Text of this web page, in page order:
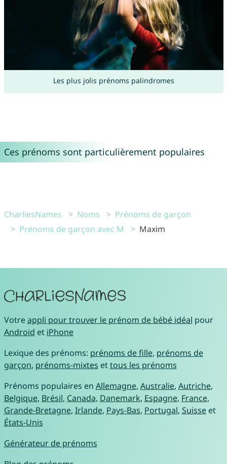
Les plus jolis prénoms palindromes
Ces prénoms sont particulièrement populaires
CharliesNames Noms
Prénoms de garçon
Prénoms de garçon avec M
Maxim
Votreappli pour trouver le prénom de bébé idéal pour
Android et iPhone
Lexique des prénoms: prénoms de fille, prénoms de
garçon, prénoms-mixtes ettous les prénoms
Prénoms populaires en Allemagne, Australie, Autriche,
Belgique, Brésil, Canada, Danemark, Espagne, France,
Grande-Bretagne, Irlande, Pays-Bas, Portugal, Suisseet
États-Unis
Générateur de prénoms